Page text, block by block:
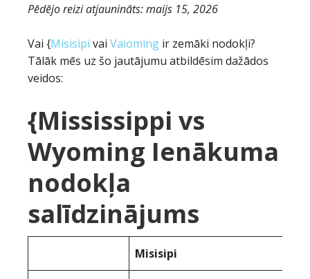
Pēdējo reizi atjaunināts:maijs 15, 2026
Vai {Misisipi vai Vaioming ir zemāki nodokļi?
Tālāk mēs uz šo jautājumu atbildēsim dažādos
veidos:
{Mississippi vs
Wyoming Ienākuma
nodokļa
salīdzinājums
Misisipi